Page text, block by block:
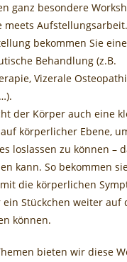
ganz besondere
meets Aufstellungsarbeit.
bekommen Sie eine
Behandlung (z.B.
Vizerale
der Körper auch eine
körperlicher Ebene,
loslassen zu können –
kann. So bekommen
die körperlichen
Stückchen weiter auf
können.
bieten wir diese